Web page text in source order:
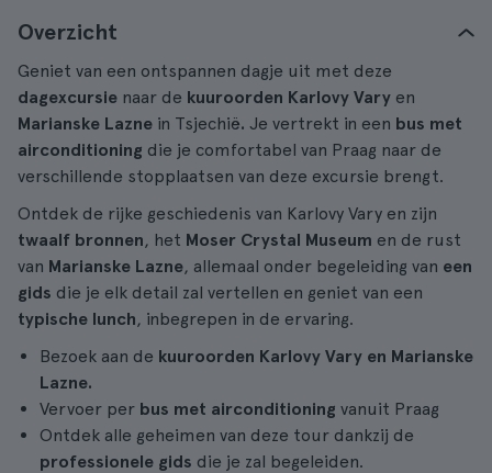
Overzicht
Geniet van een ontspannen dagje uit met deze
dagexcursie naar de kuuroorden Karlovy Vary en
Marianske Lazne in Tsjechië. Je vertrekt in een bus met
airconditioning die je comfortabel van Praag naar de
verschillende stopplaatsen van deze excursie brengt.
Ontdek de rijke geschiedenis van Karlovy Vary en zijn
twaalf bronnen, het Moser Crystal Museum en de rust
van Marianske Lazne, allemaal onder begeleiding van een
gids die je elk detail zal vertellen en geniet van een
typische lunch, inbegrepen in de ervaring.
Bezoek aan de kuuroorden Karlovy Vary en Marianske
Lazne.
Vervoer per bus met airconditioning vanuit Praag
Ontdek alle geheimen van deze tour dankzij de
professionele gids die je zal begeleiden.